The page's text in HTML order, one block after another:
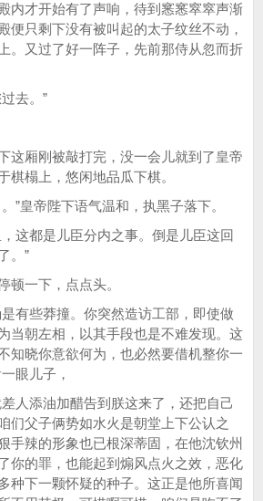
才开始有了声响，待到窸窸窣窣声渐
便只剩下没有被叫起的太子纹丝不动，
。又过了好一阵子，先前那侍从忽而折
去。”
厢刚被敲打完，没一会儿就到了皇帝
棋榻上，悠闲地品瓜下棋。
皇帝陛下语气温和，执黑子落下。
都是儿臣分内之事。倒是儿臣这回
。”
一下，点点头。
些莽撞。你突然造访工部，即使做
当朝左相，以其手段也是不难发现。这
知晓你意欲何为，也必然要借机整你一
眼儿子，
添油加醋告到朕这来了，还把自己
们父子俩势如水火是朝堂上下公认之
手辣的形象也已根深蒂固，在他沈钦州
你的罪，也能起到煽风点火之效，恶化
种下一颗怀疑的种子。这正是他所喜闻